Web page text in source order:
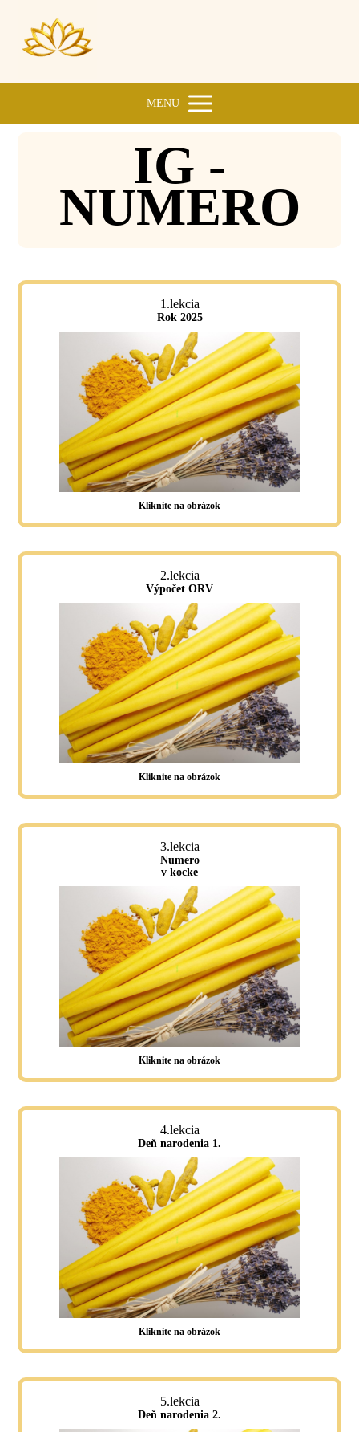
MENU
IG -
NUMERO
1.lekcia
Rok 2025
Kliknite na obrázok
2.lekcia
Výpočet ORV
Kliknite na obrázok
3.lekcia
Numero
v kocke
Kliknite na obrázok
4.lekcia
Deň narodenia 1.
Kliknite na obrázok
5.lekcia
Deň narodenia 2.